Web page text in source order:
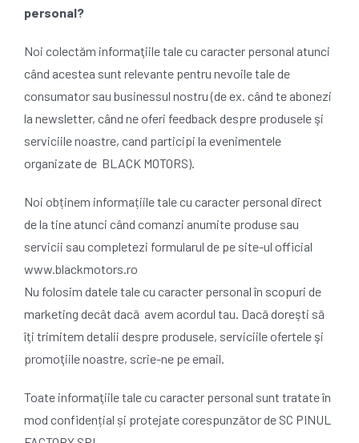
personal?
Noi colectăm informaţiile tale cu caracter personal atunci
când acestea sunt relevante pentru nevoile tale de
consumator sau businessul nostru (de ex. când te abonezi
la newsletter, când ne oferi feedback despre produsele şi
serviciile noastre, cand participi la evenimentele
organizate de BLACK MOTORS).
Noi obținem informațiile tale cu caracter personal direct
de la tine atunci când comanzi anumite produse sau
servicii sau completezi formularul de pe site-ul official
www.blackmotors.ro
Nu folosim datele tale cu caracter personal în scopuri de
marketing decât dacă avem acordul tau. Dacă doreşti să
îţi trimitem detalii despre produsele, serviciile ofertele şi
promoţiile noastre, scrie-ne pe email.
Toate informaţiile tale cu caracter personal sunt tratate în
mod confidențial și protejate corespunzător de SC PINUL